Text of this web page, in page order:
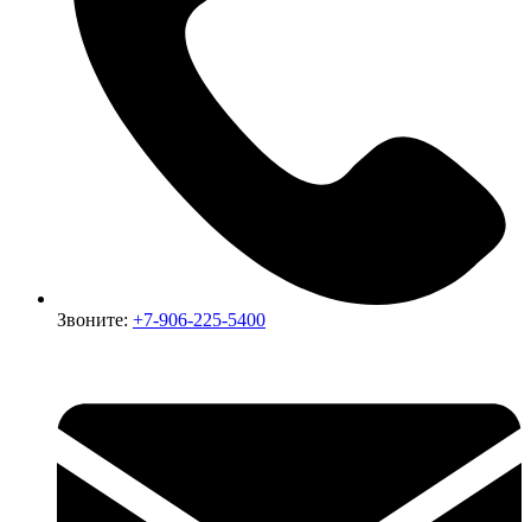
Звоните: +7-906-225-5400